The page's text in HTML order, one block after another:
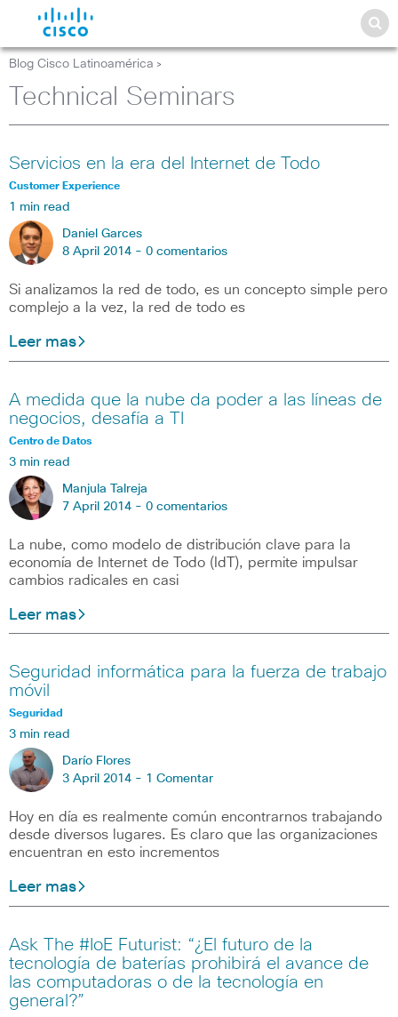
Blog Cisco Latinoamérica >
Technical Seminars
Servicios en la era del Internet de Todo
Customer Experience
1 min read
Daniel Garces
8 April 2014 - 0 comentarios
Si analizamos la red de todo, es un concepto simple pero
complejo a la vez, la red de todo es
Leer mas
A medida que la nube da poder a las líneas de
negocios, desafía a TI
Centro de Datos
3 min read
Manjula Talreja
7 April 2014 - 0 comentarios
La nube, como modelo de distribución clave para la
economía de Internet de Todo (IdT), permite impulsar
cambios radicales en casi
Leer mas
Seguridad informática para la fuerza de trabajo
móvil
Seguridad
3 min read
Darío Flores
3 April 2014 - 1 Comentar
Hoy en día es realmente común encontrarnos trabajando
desde diversos lugares. Es claro que las organizaciones
encuentran en esto incrementos
Leer mas
Ask The #IoE Futurist: “¿El futuro de la
tecnología de baterías prohibirá el avance de
las computadoras o de la tecnología en
general?”